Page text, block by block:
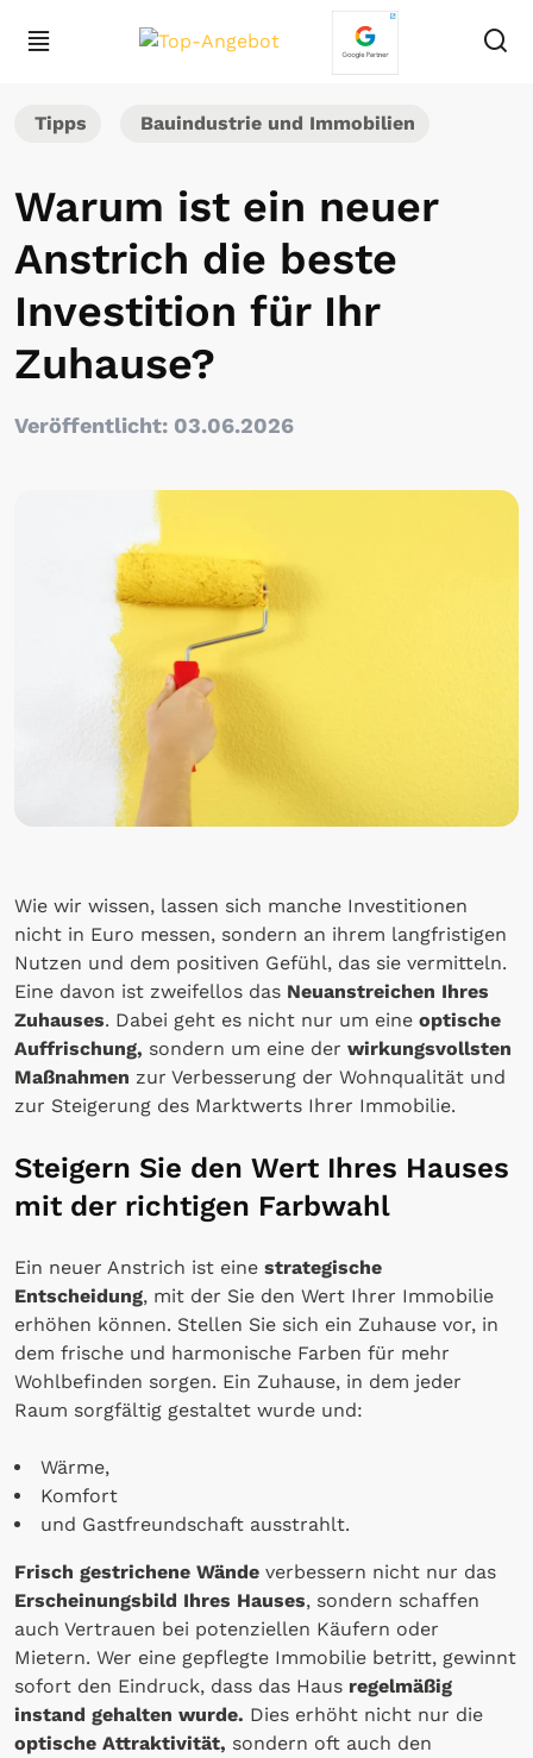
Tipps Bauindustrie und Immobilien
Warum ist ein neuer
Anstrich die beste
Investition für Ihr
Zuhause?
Veröffentlicht: 03.06.2026
Wie wir wissen, lassen sich manche Investitionen
nicht in Euro messen, sondern an ihrem langfristigen
Nutzen und dem positiven Gefühl, das sie vermitteln.
Eine davon ist zweifellos das Neuanstreichen Ihres
Zuhauses. Dabei geht es nicht nur um eine optische
Auffrischung, sondern um eine der wirkungsvollsten
Maßnahmen zur Verbesserung der Wohnqualität und
zur Steigerung des Marktwerts Ihrer Immobilie.
Steigern Sie den Wert Ihres Hauses
mit der richtigen Farbwahl
Ein neuer Anstrich ist eine strategische
Entscheidung, mit der Sie den Wert Ihrer Immobilie
erhöhen können. Stellen Sie sich ein Zuhause vor, in
dem frische und harmonische Farben für mehr
Wohlbefinden sorgen. Ein Zuhause, in dem jeder
Raum sorgfältig gestaltet wurde und:
Wärme,
Komfort
und Gastfreundschaft ausstrahlt.
Frisch gestrichene Wände verbessern nicht nur das
Erscheinungsbild Ihres Hauses, sondern schaffen
auch Vertrauen bei potenziellen Käufern oder
Mietern. Wer eine gepflegte Immobilie betritt, gewinnt
sofort den Eindruck, dass das Haus regelmäßig
instand gehalten wurde. Dies erhöht nicht nur die
optische Attraktivität, sondern oft auch den